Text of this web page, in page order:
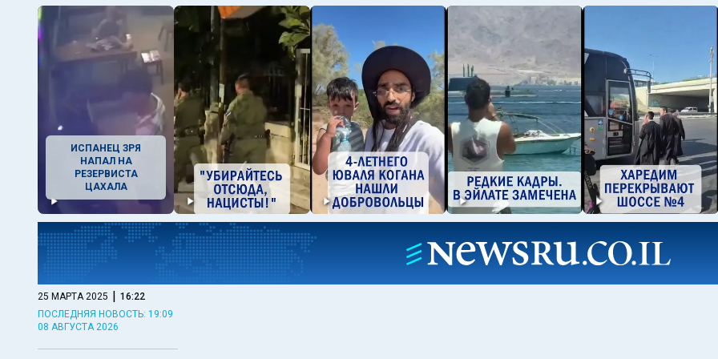
ИСПАНЕЦ ЗРЯ
НАПАЛ НА
РЕЗЕРВИСТА
ЦАХАЛА
25 МАРТА 2025 | 16:22
ПОСЛЕДНЯЯ НОВОСТЬ: 19:09
08 АВГУСТА 2026